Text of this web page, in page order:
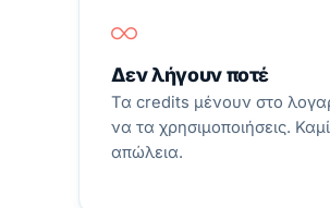
Δεν λήγουν ποτέ
Τα credits μένουν στο
να τα χρησιμοποιήσεις.
απώλεια.